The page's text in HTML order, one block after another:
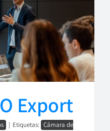
Export
| Etiquetas: Cámara de